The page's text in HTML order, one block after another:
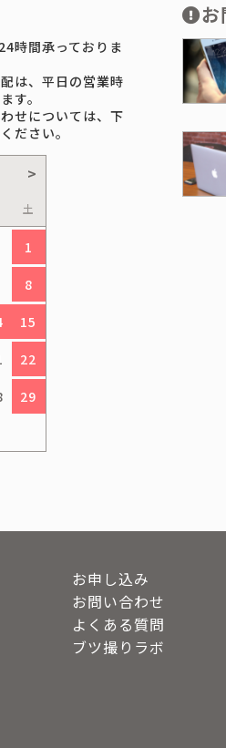
時間承っておりま
は、平日の営業時
す。
せについては、下
ださい。
土
1
8
15
22
29
お
お申し込み
お問い合わせ
よくある質問
ブツ撮りラボ